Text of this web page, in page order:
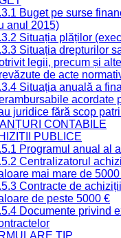
Buget pe surse
anul 2015)
Situația plăților
Situația drepturilor
legii, precum și
de acte
Situația anuală a
acordate
juridice fără scop
CONTABILE
PUBLICE
Programul anual al
Centralizatorul
mai mare de
Contracte de
de peste 5000 €
Documente privind
TIP